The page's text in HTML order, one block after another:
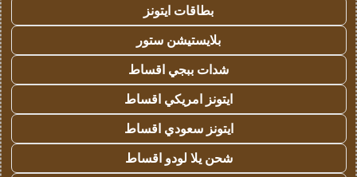
بطاقات ايتونز
بلايستيشن ستور
شدات ببجي اقساط
ايتونز امريكي اقساط
ايتونز سعودي اقساط
شحن يلا لودو اقساط